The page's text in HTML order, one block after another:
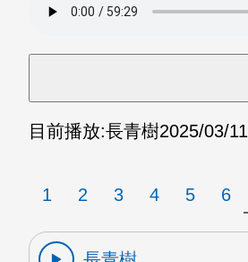
目前播放:長青樹2025/03/11
1 2 3 4 5 6